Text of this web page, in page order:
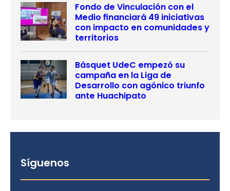
Fondo de Vinculación con el
Medio financiará 49 iniciativas
con impacto en comunidades y
territorios
Básquet UdeC empezó su
campaña en la Liga de
Desarrollo con agónico triunfo
ante Huachipato
Síguenos